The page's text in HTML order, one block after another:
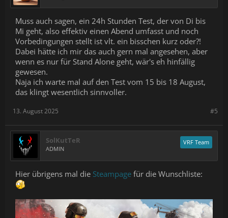
Muss auch sagen, ein 24h Stunden Test, der von Di bis
Mi geht, also effektiv einen Abend umfasst und noch
Vorbedingungen stellt ist vlt. ein bisschen kurz oder?!
Dabei hätte ich mir das auch gern mal angesehen, aber
wenn es nur für Stand Alone geht, wär's eh hinfällig
gewesen.
Naja ich warte mal auf den Test vom 15 bis 18 August,
das klingt wesentlich sinnvoller.
#5
13. August 2025
SolKutTeR
ADMIN
VRF Team
Hier übrigens mal die Steampage für die Wunschliste: